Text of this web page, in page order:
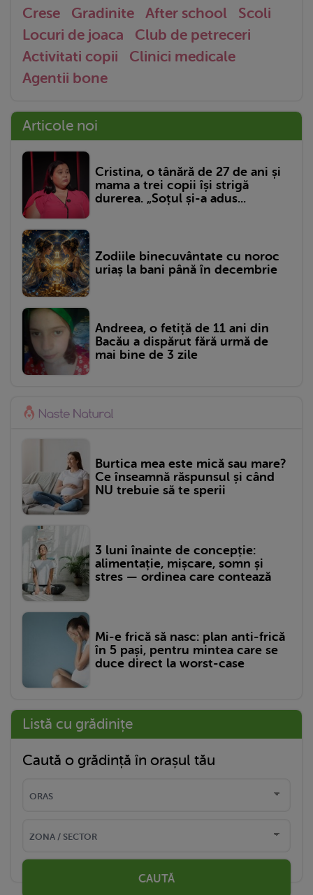
Crese Gradinite After school
Scoli
Locuri de joaca
Club de petreceri
Activitati copii
Clinici medicale
Agentii bone
Articole noi
Cristina, o tânără de 27 de ani și
mama a trei copii își strigă
durerea. „Soțul și-a adus...
Zodiile binecuvântate cu noroc
uriaș la bani până în decembrie
Andreea, o fetiță de 11 ani din
Bacău a dispărut fără urmă de
mai bine de 3 zile
Burtica mea este mică sau mare?
Ce înseamnă răspunsul și când
NU trebuie să te sperii
3 luni înainte de concepție:
alimentație, mișcare, somn și
stres — ordinea care contează
Mi-e frică să nasc: plan anti-frică
în 5 pași, pentru mintea care se
duce direct la worst-case
Listă cu grădinițe
Caută o grădință în orașul tău
CAUTĂ